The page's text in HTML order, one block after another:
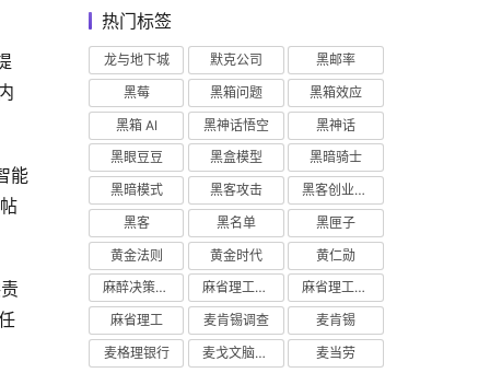
能
热门标签
龙与地下城 默克公司
黑邮率
黑莓
黑箱问题
黑箱效应
黑箱 AI
黑神话悟空
黑神话
黑眼豆豆
黑盒模型
黑暗骑士
黑暗模式
黑客攻击
黑客创业主义
黑客
黑名单
黑匣子
黄金法则
黄金时代
黄仁勋
麻醉决策支持
麻省理工学院研究
麻省理工学院
麻省理工
麦肯锡调查
麦肯锡
麦格理银行
麦戈文脑研究所 麦当劳